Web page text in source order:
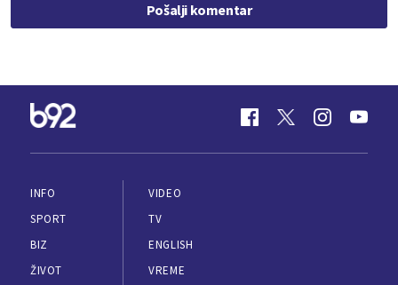
Pošalji komentar
INFO
SPORT
BIZ
ŽIVOT
VIDEO
TV
ENGLISH
VREME